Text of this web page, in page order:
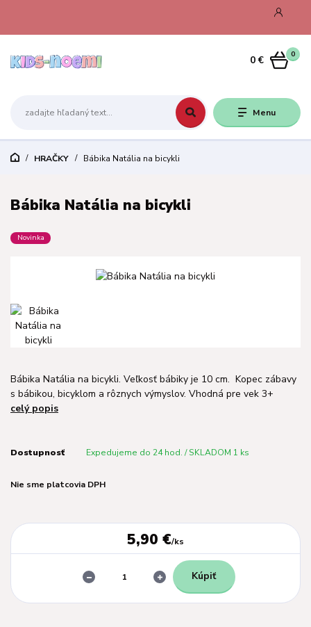
Menu
0
0 €
HRAČKY Bábika Natália na bicykli
Bábika Natália na bicykli
Novinka
Bábika Natália na bicykli. Veľkosť bábiky je 10 cm. Kopec zábavy
s bábikou, bicyklom a rôznych výmyslov. Vhodná pre vek 3+
celý popis
Dostupnosť Expedujeme do 24 hod. / SKLADOM 1 ks
Nie sme platcovia DPH
5,90 €/ks
Kúpiť